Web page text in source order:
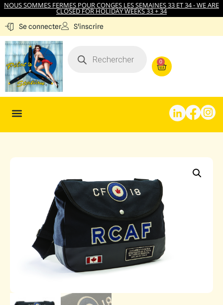
NOUS SOMMES FERMES POUR CONGES LES SEMAINES 33 ET 34 - WE ARE
CLOSED FOR HOLIDAY WEEKS 33 + 34
Se connecter S'inscrire
0